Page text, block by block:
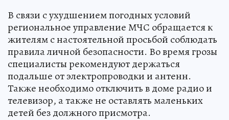
В связи с ухудшением погодных условий
региональное управление МЧС обращается к
жителям с настоятельной просьбой соблюдать
правила личной безопасности. Во время грозы
специалисты рекомендуют держаться
подальше от электропроводки и антенн.
Также необходимо отключить в доме радио и
телевизор, а также не оставлять маленьких
детей без должного присмотра.